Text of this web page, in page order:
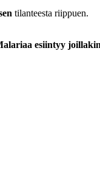
tilanteesta riippuen.
esiintyy